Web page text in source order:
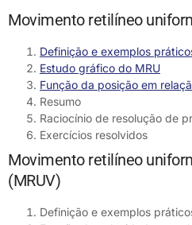
Movimento retilíneo
Definição e exemplos
Estudo gráfico do MRU
Função da posição em
Resumo
Raciocínio de resolução de
Exercícios resolvidos
Movimento retilíneo
(MRUV)
Definição e exemplos